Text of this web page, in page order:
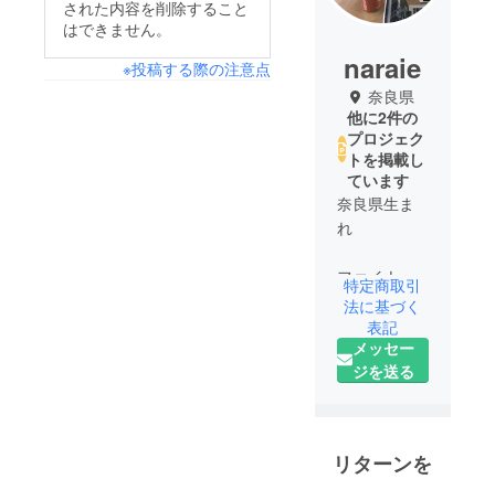
された内容を削除すること
はできません。
※投稿する際の注意点
naraie
奈良県
他に2件の
プロジェク
トを掲載し
ています
奈良県生ま
れ
ファイナン
シャルプラ
ンナー
宅建士
特定商取引
法に基づく
表記
メッセー
ジを送る
リターンを